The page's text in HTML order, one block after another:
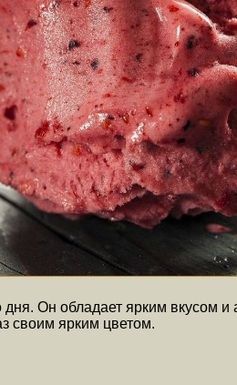
Он обладает ярким вкусом
своим ярким цветом.